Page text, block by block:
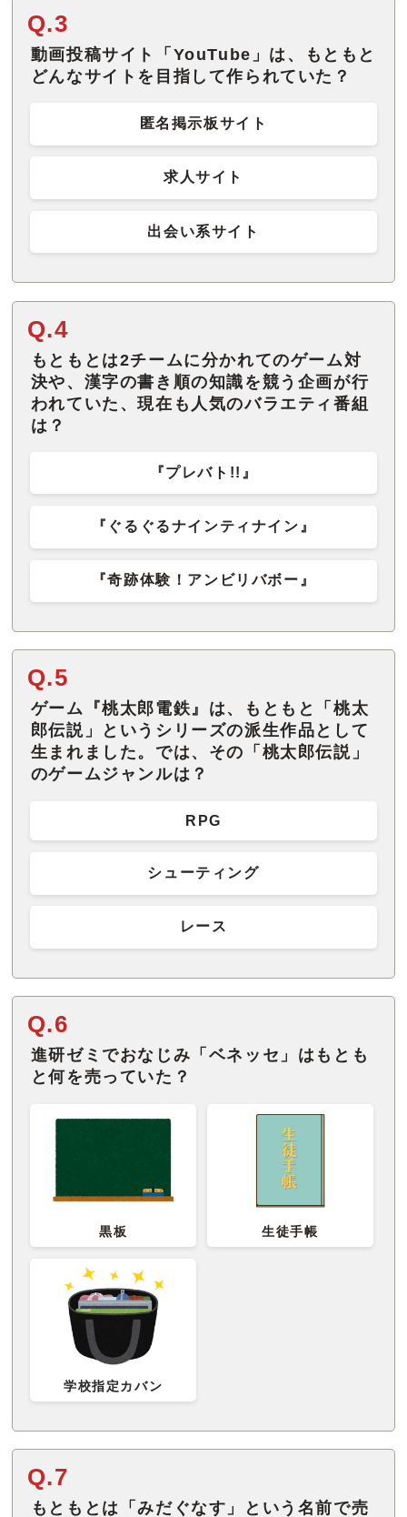
Q.3
動画投稿サイト「YouTube」は、もともと
どんなサイトを目指して作られていた？
匿名掲示板サイト
求人サイト
出会い系サイト
Q.4
もともとは2チームに分かれてのゲーム対
決や、漢字の書き順の知識を競う企画が行
われていた、現在も人気のバラエティ番組
は？
『プレバト!!』
『ぐるぐるナインティナイン』
『奇跡体験！アンビリバボー』
Q.5
ゲーム『桃太郎電鉄』は、もともと「桃太
郎伝説」というシリーズの派生作品として
生まれました。では、その「桃太郎伝説」
のゲームジャンルは？
RPG
シューティング
レース
Q.6
進研ゼミでおなじみ「ベネッセ」はもとも
と何を売っていた？
黒板 生徒手帳
学校指定カバン
Q.7
もともとは「みだぐなす」という名前で売